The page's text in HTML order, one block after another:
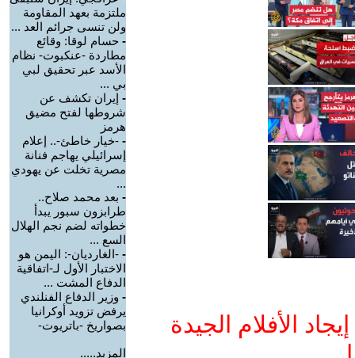
الأفلام الجيدة
ملتزمة بعهد المقاومة
ولن تنسى جرائم العد ...
- حسام لوقا: وقائع
مطاردة -عنكبوت- نظام
الأسد عبر تحقيق لبي
بي ...
- إيران تكشف عن
شروطها لفتح مضيق
هرمز
- -خيار خاطئ-.. إعلام
إسرائيلي يهاجم فنانة
مصرية تخلت عن يهودي
...
- بعد محمد صلاح..
طرابزون سبور يبدأ
خطواته لضم نجم الهلال
السع ...
- -الغارديان-: اليمن هو
الاختبار الأول لـ-اتفاقية
الدفاع المشت ...
- وزير الدفاع الفنلندي
يرفض تزويد أوكرانيا
بصواريخ -باتريوت-
المزيد.....